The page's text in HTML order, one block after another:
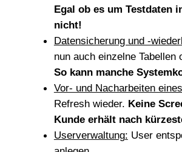
Egal ob es um Testdaten
nicht!
Datensicherung und -
nun auch einzelne
So kann manche
Vor- und Nacharbeiten
Refresh wieder. Keine
Kunde erhält nach
Userverwaltung: User